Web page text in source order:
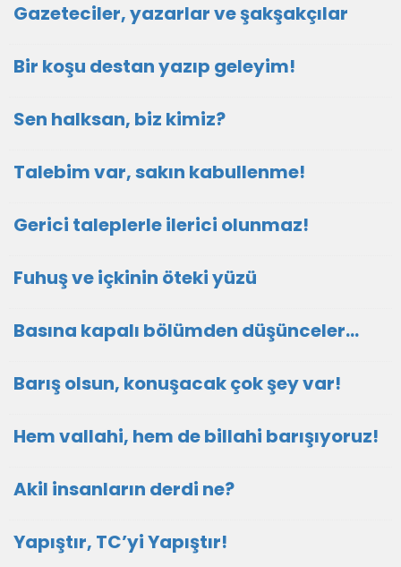
Gazeteciler, yazarlar ve şakşakçılar
Bir koşu destan yazıp geleyim!
Sen halksan, biz kimiz?
Talebim var, sakın kabullenme!
Gerici taleplerle ilerici olunmaz!
Fuhuş ve içkinin öteki yüzü
Basına kapalı bölümden düşünceler…
Barış olsun, konuşacak çok şey var!
Hem vallahi, hem de billahi barışıyoruz!
Akil insanların derdi ne?
Yapıştır, TC’yi Yapıştır!